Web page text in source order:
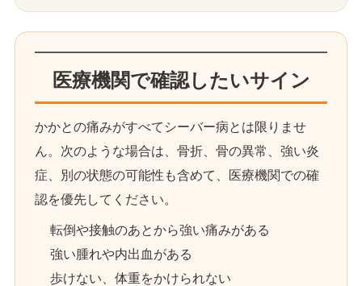
医療機関で確認したいサイン
かかとの痛みがすべてシーバー病とは限りませ
ん。次のような場合は、骨折、骨の異常、強い炎
症、別の状態の可能性も含めて、医療機関での確
認を優先してください。
転倒や接触のあとから強い痛みがある
強い腫れや内出血がある
歩けない、体重をかけられない